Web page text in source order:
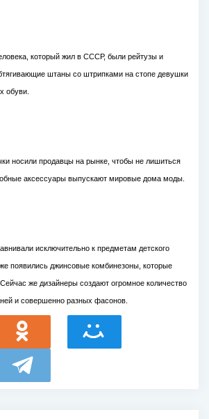
который жил в СССР, были рейтузы и
штаны со штрипками на стопе девушки
обуви.
носили продавцы на рынке, чтобы не лишиться
аксессуары выпускают мировые дома моды.
исключительно к предметам детского
появились джинсовые комбинезоны, которые
же дизайнеры создают огромное количество
и совершенно разных фасонов.